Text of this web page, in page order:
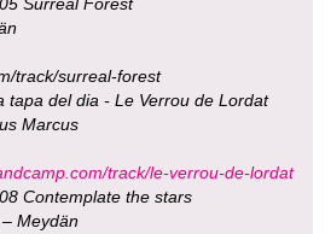
track/surreal-forest
tapa del dia - Le Verrou de Lordat
Marcus
track/le-verrou-de-lordat
Contemplate the stars
Meydän